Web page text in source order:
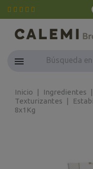
Inicio Ingredientes
Texturizantes
8x1Kg